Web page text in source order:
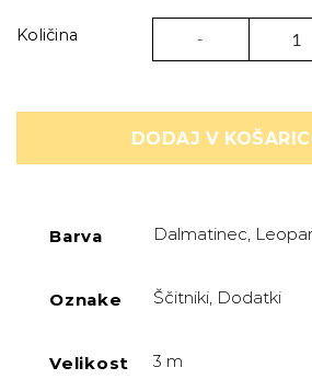
Količina
DODAJ V
Barva Dalmatinec,
Oznake Ščitniki, Dodatki
Velikost 3 m